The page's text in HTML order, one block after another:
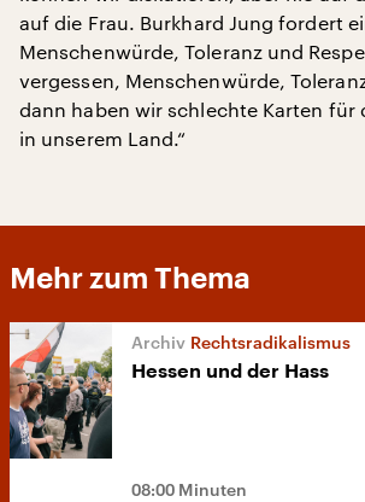
auf die Frau. Burkhard Jung fordert
Menschenwürde, Toleranz und
vergessen, Menschenwürde,
dann haben wir schlechte Karten für
in unserem Land.“
Mehr zum Thema
Rechtsradikalismus
Hessen und der Hass
08:00 Minuten